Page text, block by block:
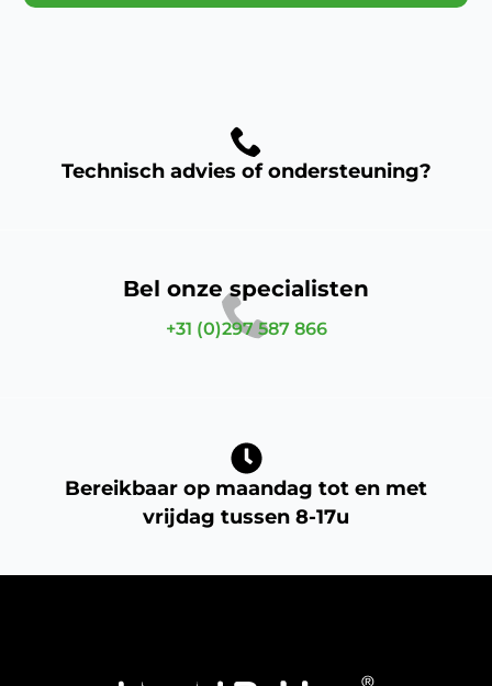
Technisch advies of ondersteuning?
Bel onze specialisten
+31 (0)297 587 866
Bereikbaar op maandag tot en met
vrijdag tussen 8-17u